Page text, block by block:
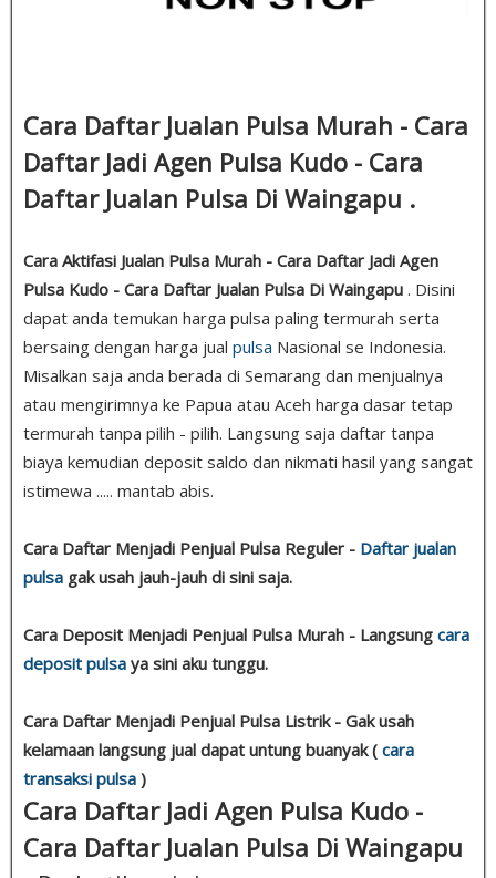
Cara Daftar Jualan Pulsa Murah - Cara
Daftar Jadi Agen Pulsa Kudo - Cara
Daftar Jualan Pulsa Di Waingapu .
Cara Aktifasi Jualan Pulsa Murah - Cara Daftar Jadi Agen
Pulsa Kudo - Cara Daftar Jualan Pulsa Di Waingapu . Disini
dapat anda temukan harga pulsa paling termurah serta
bersaing dengan harga jual pulsa Nasional se Indonesia.
Misalkan saja anda berada di Semarang dan menjualnya
atau mengirimnya ke Papua atau Aceh harga dasar tetap
termurah tanpa pilih - pilih. Langsung saja daftar tanpa
biaya kemudian deposit saldo dan nikmati hasil yang sangat
istimewa ..... mantab abis.
Cara Daftar Menjadi Penjual Pulsa Reguler - Daftar jualan
pulsa gak usah jauh-jauh di sini saja.
Cara Deposit Menjadi Penjual Pulsa Murah - Langsung cara
deposit pulsa ya sini aku tunggu.
Cara Daftar Menjadi Penjual Pulsa Listrik - Gak usah
kelamaan langsung jual dapat untung buanyak ( cara
transaksi pulsa )
Cara Daftar Jadi Agen Pulsa Kudo -
Cara Daftar Jualan Pulsa Di Waingapu